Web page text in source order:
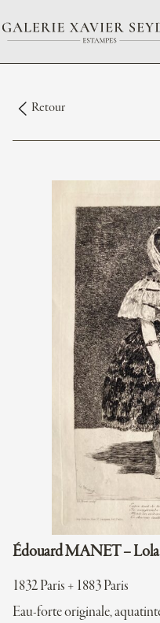
Retour
Édouard MANET – Lola
1832 Paris + 1883 Paris
Eau-forte originale,